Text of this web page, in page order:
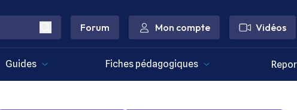
Forum Mon compte Vidéos
Guides Fiches pédagogiques